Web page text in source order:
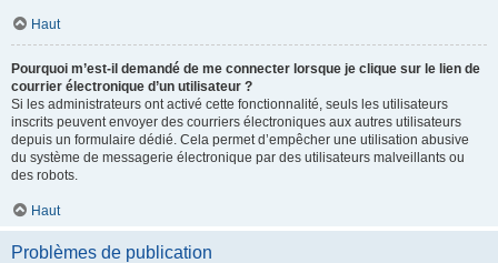
Haut
Pourquoi m’est-il demandé de me connecter lorsque je clique sur le lien de
courrier électronique d’un utilisateur ?
Si les administrateurs ont activé cette fonctionnalité, seuls les utilisateurs
inscrits peuvent envoyer des courriers électroniques aux autres utilisateurs
depuis un formulaire dédié. Cela permet d’empêcher une utilisation abusive
du système de messagerie électronique par des utilisateurs malveillants ou
des robots.
Haut
Problèmes de publication